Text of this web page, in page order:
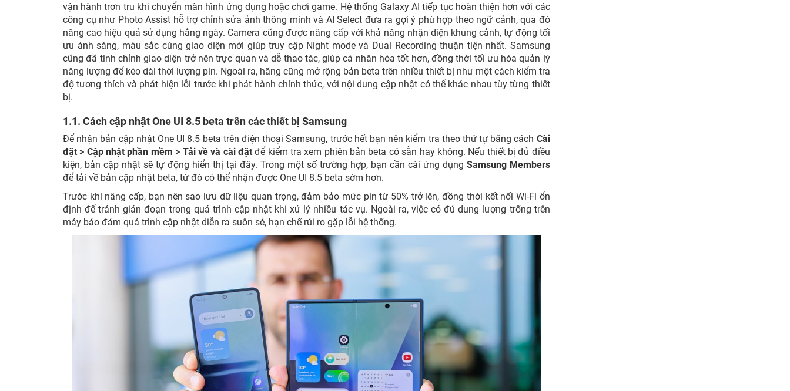
vận hành trơn tru khi chuyển màn hình ứng dụng hoặc chơi game. Hệ thống Galaxy AI tiếp tục hoàn thiện hơn với các
công cụ như Photo Assist hỗ trợ chỉnh sửa ảnh thông minh và AI Select đưa ra gợi ý phù hợp theo ngữ cảnh, qua đó
nâng cao hiệu quả sử dụng hằng ngày. Camera cũng được nâng cấp với khả năng nhận diện khung cảnh, tự động tối
ưu ánh sáng, màu sắc cùng giao diện mới giúp truy cập Night mode và Dual Recording thuận tiện nhất. Samsung
cũng đã tinh chỉnh giao diện trở nên trực quan và dễ thao tác, giúp cá nhân hóa tốt hơn, đồng thời tối ưu hóa quản lý
năng lượng để kéo dài thời lượng pin. Ngoài ra, hãng cũng mở rộng bản beta trên nhiều thiết bị như một cách kiểm tra
độ tương thích và phát hiện lỗi trước khi phát hành chính thức, với nội dung cập nhật có thể khác nhau tùy từng thiết
bị.
1.1. Cách cập nhật One UI 8.5 beta trên các thiết bị Samsung
Để nhận bản cập nhật One UI 8.5 beta trên điện thoại Samsung, trước hết bạn nên kiểm tra theo thứ tự bằng cách Cài
đặt > Cập nhật phần mềm > Tải về và cài đặtđể kiểm tra xem phiên bản beta có sẵn hay không. Nếu thiết bị đủ điều
kiện, bản cập nhật sẽ tự động hiển thị tại đây. Trong một số trường hợp, bạn cần cài ứng dụng Samsung Members
để tải về bản cập nhật beta, từ đó có thể nhận được One UI 8.5 beta sớm hơn.
Trước khi nâng cấp, bạn nên sao lưu dữ liệu quan trọng, đảm bảo mức pin từ 50% trở lên, đồng thời kết nối Wi-Fi ổn
định để tránh gián đoạn trong quá trình cập nhật khi xử lý nhiều tác vụ. Ngoài ra, việc có đủ dung lượng trống trên
máy bảo đảm quá trình cập nhật diễn ra suôn sẻ, hạn chế rủi ro gặp lỗi hệ thống.